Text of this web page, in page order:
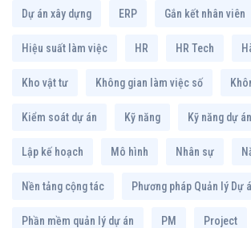
Dự án xây dựng ERP Gắn kết nhân viên
Hiệu suất làm việc HR HR Tech
Kho vật tư Không gian làm việc số
Kiểm soát dự án Kỹ năng Kỹ năng dự án
Lập kế hoạch Mô hình Nhân sự
Nền tảng cộng tác Phương pháp Quản lý Dự
Phần mềm quản lý dự án PM Project